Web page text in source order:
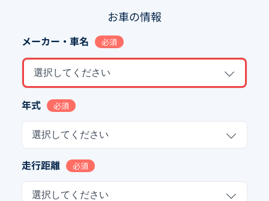
お車の情報
メーカー・車名 必須
選択してください
年式 必須
選択してください
走行距離 必須
選択してください